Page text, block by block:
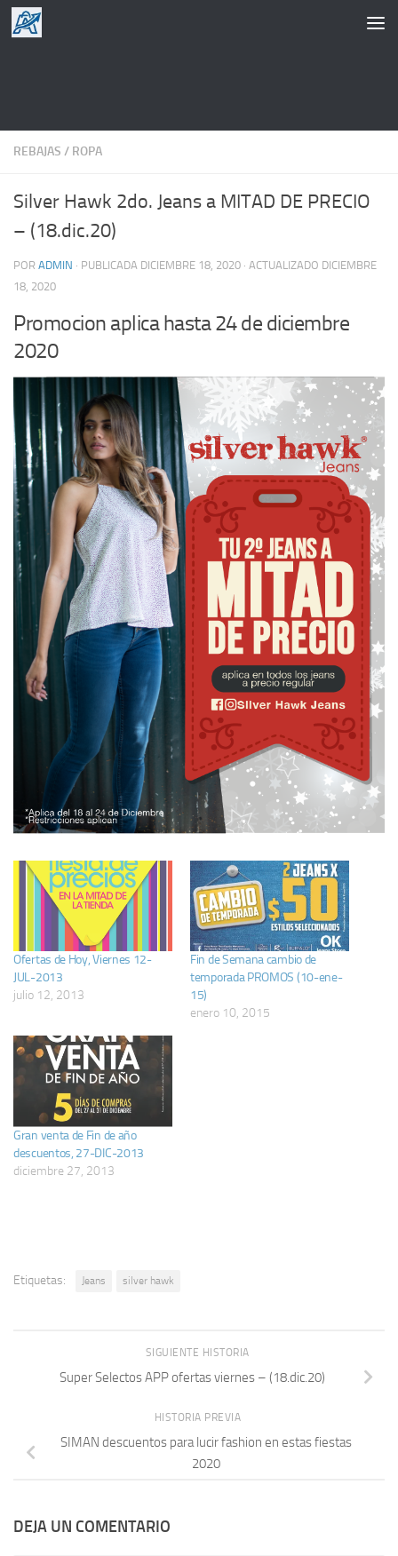
Saltar al contenido
REBAJAS / ROPA
Silver Hawk 2do. Jeans a MITAD DE PRECIO
– (18.dic.20)
POR ADMIN · PUBLICADA DICIEMBRE 18, 2020 · ACTUALIZADO DICIEMBRE
18, 2020
Promocion aplica hasta 24 de diciembre
2020
Ofertas de Hoy, Viernes 12-
JUL-2013
julio 12, 2013
Fin de Semana cambio de
temporada PROMOS (10-ene-
15)
enero 10, 2015
Gran venta de Fin de año
descuentos, 27-DIC-2013
diciembre 27, 2013
Etiquetas: Jeans silver hawk
SIGUIENTE HISTORIA
Super Selectos APP ofertas viernes – (18.dic.20)
HISTORIA PREVIA
SIMAN descuentos para lucir fashion en estas fiestas
2020
DEJA UN COMENTARIO